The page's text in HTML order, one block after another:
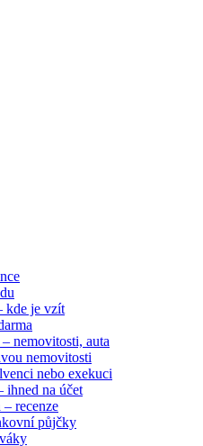
kde je vzít
nemovitosti, auta
nemovitosti
nebo exekuci
ihned na účet
recenze
půjčky